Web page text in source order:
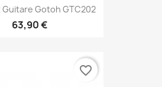
Gotoh GTC202
63,90 €
favorite_border